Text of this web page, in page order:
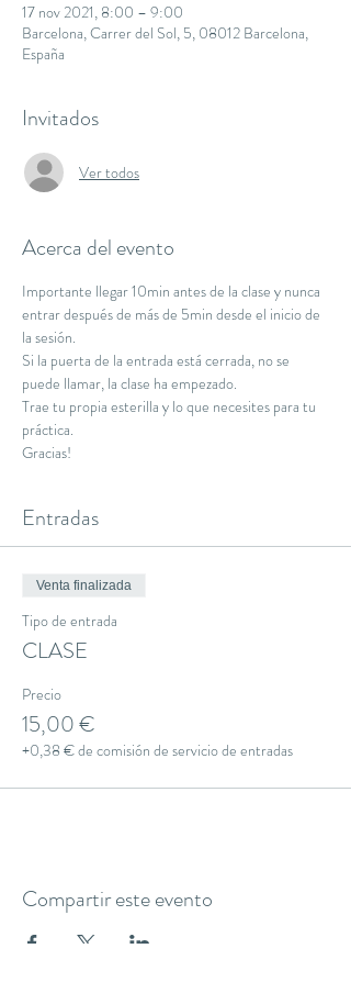
17 nov 2021, 8:00 – 9:00
Barcelona, Carrer del Sol, 5, 08012 Barcelona,
España
Invitados
Ver todos
Acerca del evento
Importante llegar 10min antes de la clase y nunca
entrar después de más de 5min desde el inicio de
la sesión.
Si la puerta de la entrada está cerrada, no se
puede llamar, la clase ha empezado.
Trae tu propia esterilla y lo que necesites para tu
práctica.
Gracias!
Entradas
Venta finalizada
Tipo de entrada
CLASE
Precio
15,00 €
+0,38 € de comisión de servicio de entradas
Compartir este evento